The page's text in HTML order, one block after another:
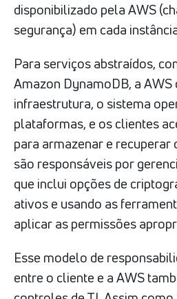
disponibilizado pela AWS
segurança) em cada
Para serviços abstraídos,
Amazon DynamoDB, a AWS
infraestrutura, o sistema
plataformas, e os clientes
para armazenar e recuperar
são responsáveis por
que inclui opções de
ativos e usando as
aplicar as permissões
Esse modelo de
entre o cliente e a AWS